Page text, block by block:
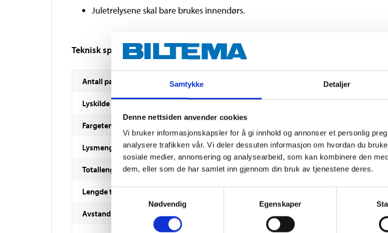
Samtykke Detaljer
Denne nettsiden anvender cookies
Vi bruker informasjonskapsler for å gi innhold og annonser et personlig
analysere trafikken vår. Vi deler dessuten informasjon om hvordan du
sosiale medier, annonsering og analysearbeid, som kan kombinere den
dem, eller som de har samlet inn gjennom din bruk av tjenestene deres.
Samtykkevalg
Nødvendig
Egenskaper
Juletrelysene skal bare brukes innendørs.
Teknisk spesifikasjon
Antall pærer 30
Lyskilde
Fargetemperatur
Lysmengde 4 Lumen
Totallengde 16,5 m
Lengde til den første pæren
Avstand mellom pærene